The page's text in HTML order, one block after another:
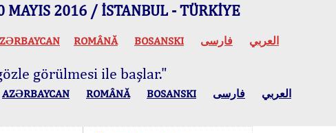
2016 / İSTANBUL - TÜRKİYE
ROMÂNĂ BOSANSKI العربي فارسی
görülmesi ile başlar."
AZӘRBAYCAN ROMÂNĂ BOSANSKI العربي فارسی